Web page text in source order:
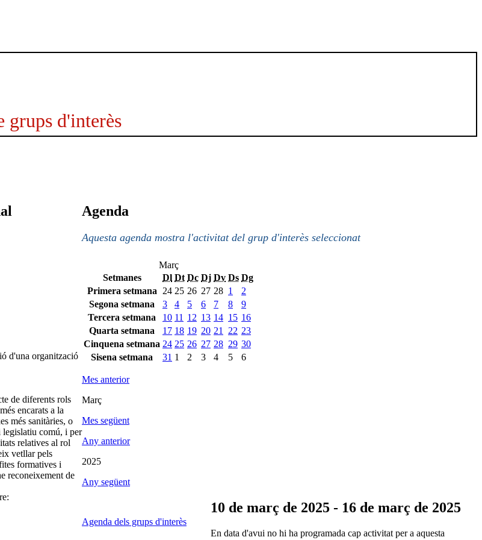
grups d'interès
d'una organització
de diferents rols
encarats a la
més sanitàries, o
legislatiu comú, i per
relatives al rol
vetllar pels
formatives i
reconeixement de
Agenda
Aquesta agenda mostra l'activitat del grup d'interès seleccionat
Març
Setmanes
Dl Dt Dc Dj Dv Ds Dg
Primera setmana
24 25 26 27 28 1
2
Segona setmana
3 4 5 6 7 8
9
Tercera setmana
10 11 12 13 14 15 16
Quarta setmana
17 18 19 20 21 22 23
Cinquena setmana 24 25 26 27 28 29 30
Sisena setmana
31 1 2 3 4 5 6
Mes anterior
Març
Mes següent
Any anterior
2025
Any següent
Agenda dels grups d'interès
10 de març de 2025 - 16 de març de 2025
En data d'avui no hi ha programada cap activitat per a aquesta